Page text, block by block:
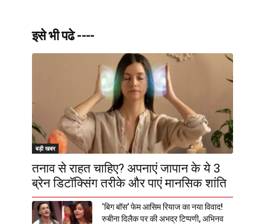
इसे भी पढे ----
बड़ी खबर
तनाव से राहत चाहिए? अपनाएं जापान के ये 3
ब्रेन डिटॉक्सिंग तरीके और पाएं मानसिक शांति
‘बिग बॉस’ फेम आसिम रियाज का नया विवाद!
रुबीना दिलैक पर की अभद्र टिप्पणी, अभिनव